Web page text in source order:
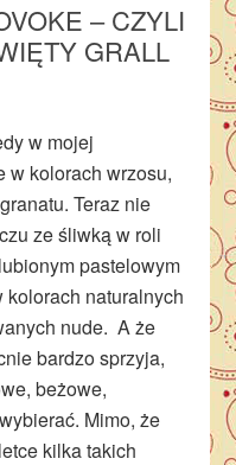
– CZYLI
GRALL
w mojej
w kolorach wrzosu,
Teraz nie
ze śliwką w roli
pastelowym
naturalnych
nude. A że
bardzo sprzyja,
beżowe,
Mimo, że
kilka takich